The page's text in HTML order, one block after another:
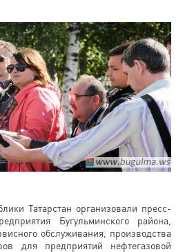
Татарстан организовали пресс-
Бугульминского района,
обслуживания, производства
для предприятий нефтегазовой